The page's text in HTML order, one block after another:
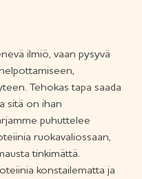
ilmiö, vaan pysyvä
Tehokas tapa saada
sitä on ihan
puhuttelee
ruokavaliossaan,
tinkimättä.
konstailematta ja